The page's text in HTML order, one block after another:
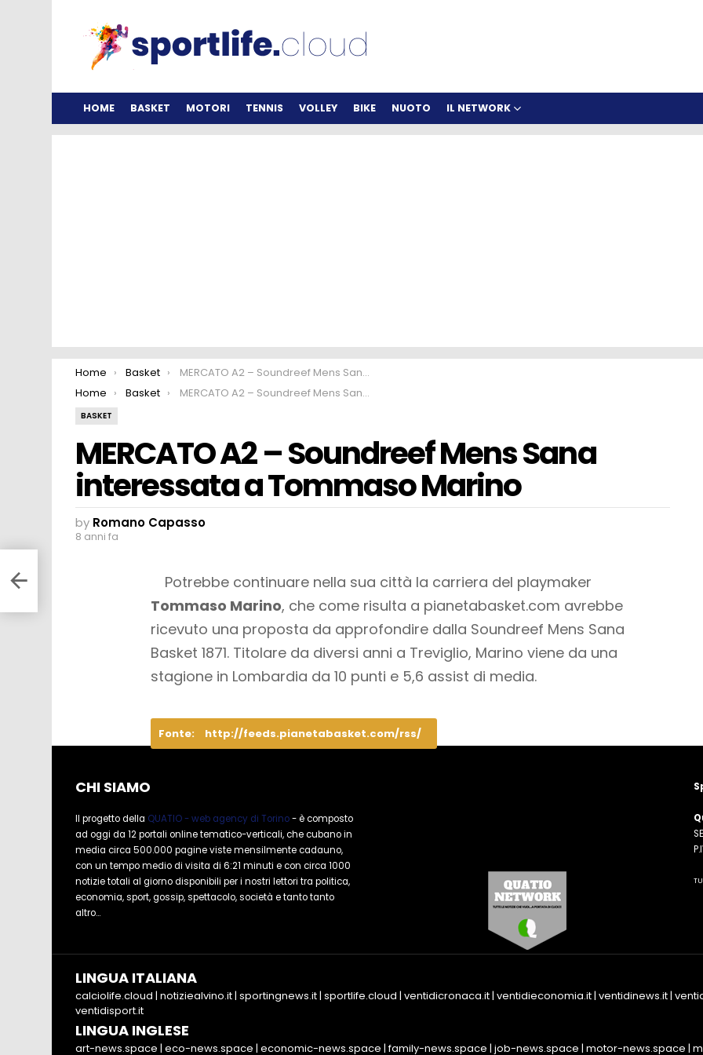
HOME BASKET MOTORI TENNIS VOLLEY BIKE NUOTO IL NETWORK
You are here:
Home Basket
MERCATO A2 – Soundreef Mens Sana interessata a Tommaso Marino
You are here:
Home Basket MERCATO A2 – Soundreef Mens Sana interessata a Tommaso Marino
BASKET
MERCATO A2 – Soundreef Mens Sana
interessata a Tommaso Marino
by Romano Capasso
8 anni fa
Potrebbe continuare nella sua città la carriera del playmaker
Tommaso Marino, che come risulta a pianetabasket.com avrebbe
ricevuto una proposta da approfondire dalla Soundreef Mens Sana
Basket 1871. Titolare da diversi anni a Treviglio, Marino viene da una
stagione in Lombardia da 10 punti e 5,6 assist di media.
Fonte: http://feeds.pianetabasket.com/rss/
CHI SIAMO
Il progetto della QUATIO - web agency di Torino- è composto
ad oggi da 12 portali online tematico-verticali, che cubano in
media circa 500.000 pagine viste mensilmente cadauno,
con un tempo medio di visita di 6:21 minuti e con circa 1000
notizie totali al giorno disponibili per i nostri lettori tra politica,
economia, sport, gossip, spettacolo, società e tanto tanto
altro...
LINGUA ITALIANA
calciolife.cloud | notiziealvino.it| sportingnews.it| sportlife.cloud | ventidicronaca.it| ventidieconomia.it| ventidinews.it|
ventidisport.it
LINGUA INGLESE
art-news.space | eco-news.space | economic-news.space |family-news.space | job-news.space | motor-news.space |